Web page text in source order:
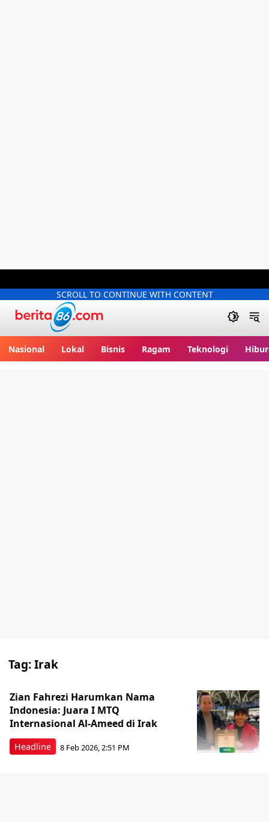
SCROLL TO CONTINUE WITH CONTENT
Nasional Lokal Bisnis Ragam Teknologi
Tag:Irak
Headline
Zian Fahrezi Harumkan Nama
Indonesia: Juara I MTQ
Internasional Al-Ameed di Irak
8 Feb 2026, 2:51 PM